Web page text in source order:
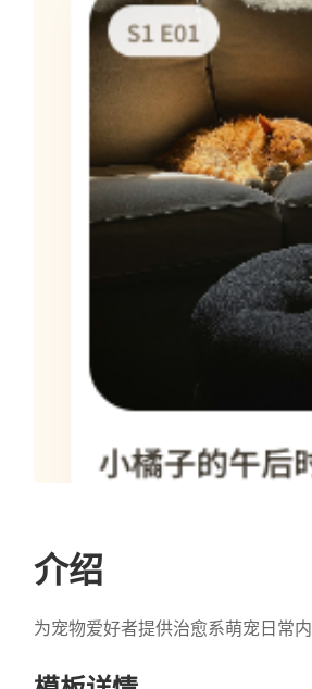
介绍
为宠物爱好者提供治愈系萌宠日常